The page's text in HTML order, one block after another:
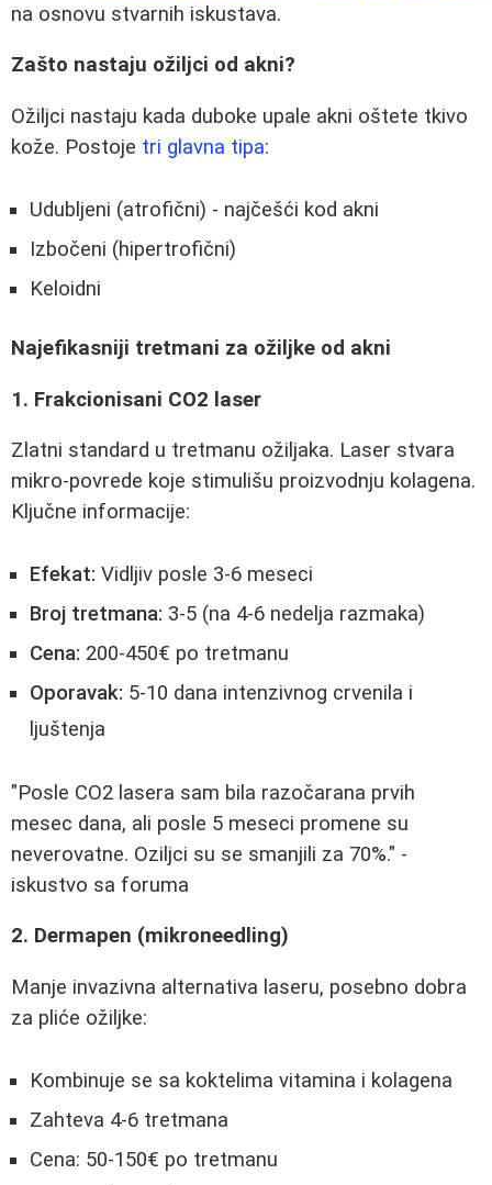
na osnovu stvarnih iskustava.
Zašto nastaju ožiljci od akni?
Ožiljci nastaju kada duboke upale akni oštete tkivo
kože. Postoje tri glavna tipa:
Udubljeni (atrofični) - najčešći kod akni
Izbočeni (hipertrofični)
Keloidni
Najefikasniji tretmani za ožiljke od akni
1. Frakcionisani CO2 laser
Zlatni standard u tretmanu ožiljaka. Laser stvara
mikro-povrede koje stimulišu proizvodnju kolagena.
Ključne informacije:
Efekat: Vidljiv posle 3-6 meseci
Broj tretmana: 3-5 (na 4-6 nedelja razmaka)
Cena: 200-450€ po tretmanu
Oporavak: 5-10 dana intenzivnog crvenila i
ljuštenja
"Posle CO2 lasera sam bila razočarana prvih
mesec dana, ali posle 5 meseci promene su
neverovatne. Oziljci su se smanjili za 70%." -
iskustvo sa foruma
2. Dermapen (mikroneedling)
Manje invazivna alternativa laseru, posebno dobra
za pliće ožiljke:
Kombinuje se sa koktelima vitamina i kolagena
Zahteva 4-6 tretmana
Cena: 50-150€ po tretmanu